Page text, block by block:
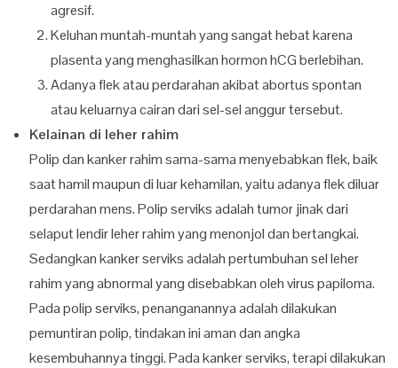
agresif.
Keluhan muntah-muntah yang sangat hebat karena
plasenta yang menghasilkan hormon hCG berlebihan.
Adanya flek atau perdarahan akibat abortus spontan
atau keluarnya cairan dari sel-sel anggur tersebut.
Kelainan di leher rahim
Polip dan kanker rahim sama-sama menyebabkan flek, baik
saat hamil maupun di luar kehamilan, yaitu adanya flek diluar
perdarahan mens. Polip serviks adalah tumor jinak dari
selaput lendir leher rahim yang menonjol dan bertangkai.
Sedangkan kanker serviks adalah pertumbuhan sel leher
rahim yang abnormal yang disebabkan oleh virus papiloma.
Pada polip serviks, penanganannya adalah dilakukan
pemuntiran polip, tindakan ini aman dan angka
kesembuhannya tinggi. Pada kanker serviks, terapi dilakukan